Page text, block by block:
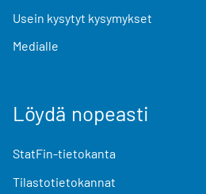
Usein kysytyt kysymykset
Medialle
Löydä nopeasti
StatFin-tietokanta
Tilastotietokannat